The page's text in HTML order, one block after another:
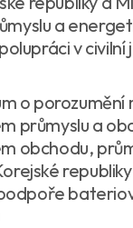
a
v
o porozumění
průmyslu a
obchodu,